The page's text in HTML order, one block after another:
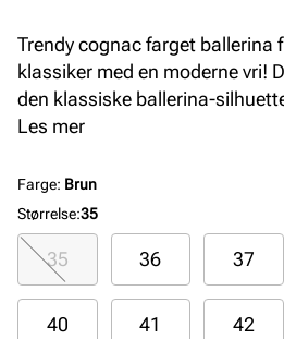
Trendy cognac farget ballerina
klassiker med en moderne vri!
den klassiske ballerina-
spissere og en justerbar
feminine på foten, men med et
ser fint ut både til pene antrekk
Ballerinaen blir garantert en
anledning.
Les mer
Farge: Brun
Størrelse:35
35 36 37
40 41 42